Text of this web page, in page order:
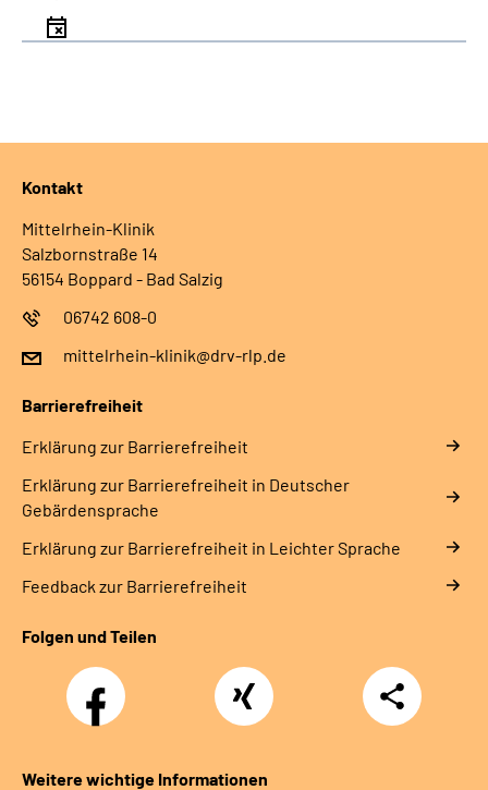
Kontakt
Mittelrhein-Klinik
Salzbornstraße 14
56154 Boppard - Bad Salzig
06742 608-0
mittelrhein-klinik@drv-rlp.de
Barrierefreiheit
Erklärung zur Barrierefreiheit
Erklärung zur Barrierefreiheit in Deutscher
Gebärdensprache
Erklärung zur Barrierefreiheit in Leichter Sprache
Feedback zur Barrierefreiheit
Folgen und Teilen
Facebook Xing
Teilen
Weitere wichtige Informationen